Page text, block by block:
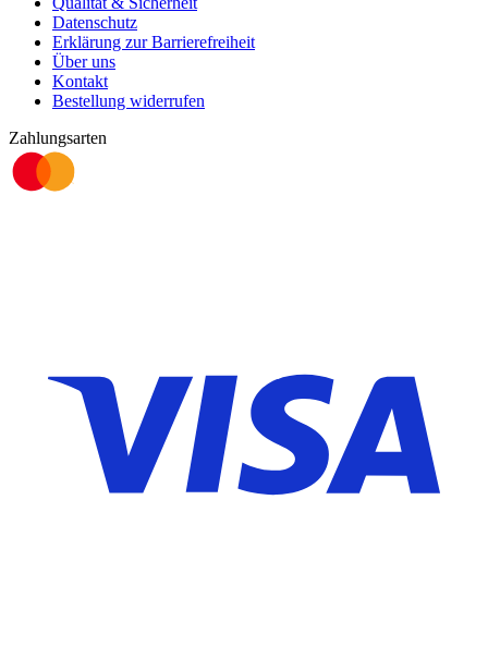
Datenschutz
Erklärung zur Barrierefreiheit
Über uns
Kontakt
Bestellung widerrufen
Zahlungsarten